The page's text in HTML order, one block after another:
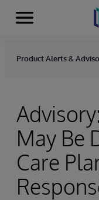
Skip to content
Menu
Product Alerts &
May Be
Care